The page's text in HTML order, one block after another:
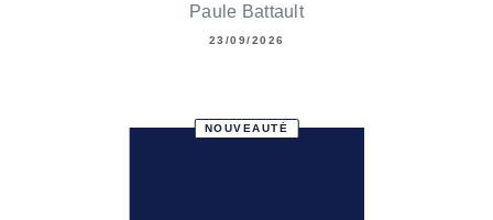
Paule Battault
23/09/2026
NOUVEAUTÉ